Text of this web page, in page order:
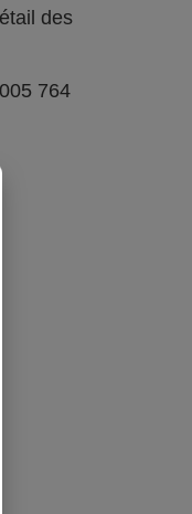
des
764